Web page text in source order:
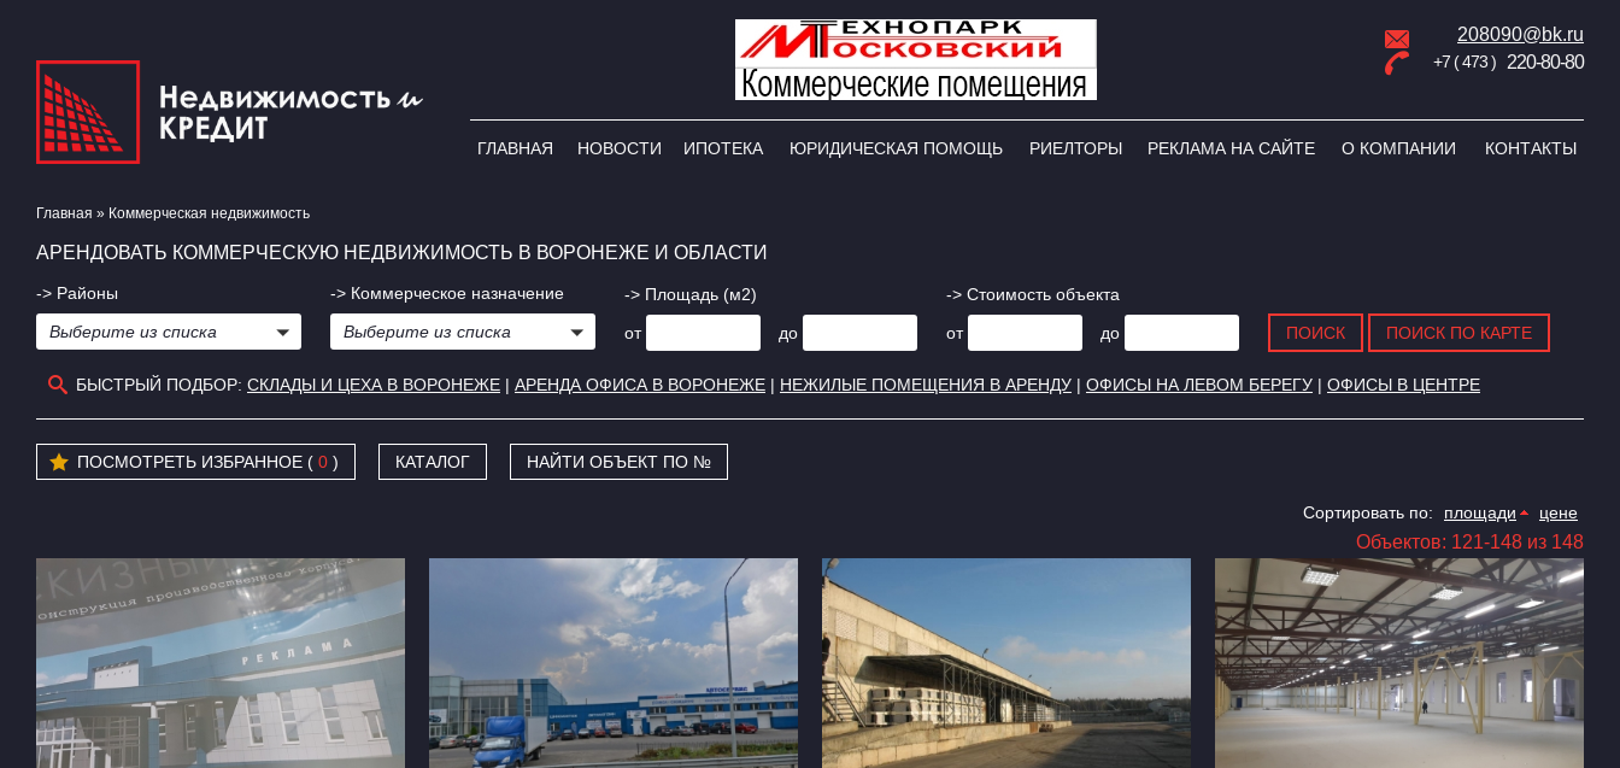
208090@bk.ru
+7 ( 473 ) 220-80-80
ГЛАВНАЯ НОВОСТИ ИПОТЕКА ЮРИДИЧЕСКАЯ ПОМОЩЬ РИЕЛТОРЫ РЕКЛАМА НА САЙТЕ О КОМПАНИИ КОНТАКТЫ
Главная » Коммерческая недвижимость
АРЕНДОВАТЬ КОММЕРЧЕСКУЮ НЕДВИЖИМОСТЬ В ВОРОНЕЖЕ И ОБЛАСТИ
-> Районы
Выберите из списка
-> Коммерческое назначение
Выберите из списка
-> Площадь (м2)
от
до
-> Стоимость объекта
от
до
БЫСТРЫЙ ПОДБОР: СКЛАДЫ И ЦЕХА В ВОРОНЕЖЕ | АРЕНДА ОФИСА В ВОРОНЕЖЕ | НЕЖИЛЫЕ ПОМЕЩЕНИЯ В АРЕНДУ | ОФИСЫ НА ЛЕВОМ БЕРЕГУ | ОФИСЫ В ЦЕНТРЕ
ПОСМОТРЕТЬ ИЗБРАННОЕ ( 0 ) КАТАЛОГ НАЙТИ ОБЪЕКТ ПО №
Сортировать по: площади цене
Объектов: 121-148 из 148